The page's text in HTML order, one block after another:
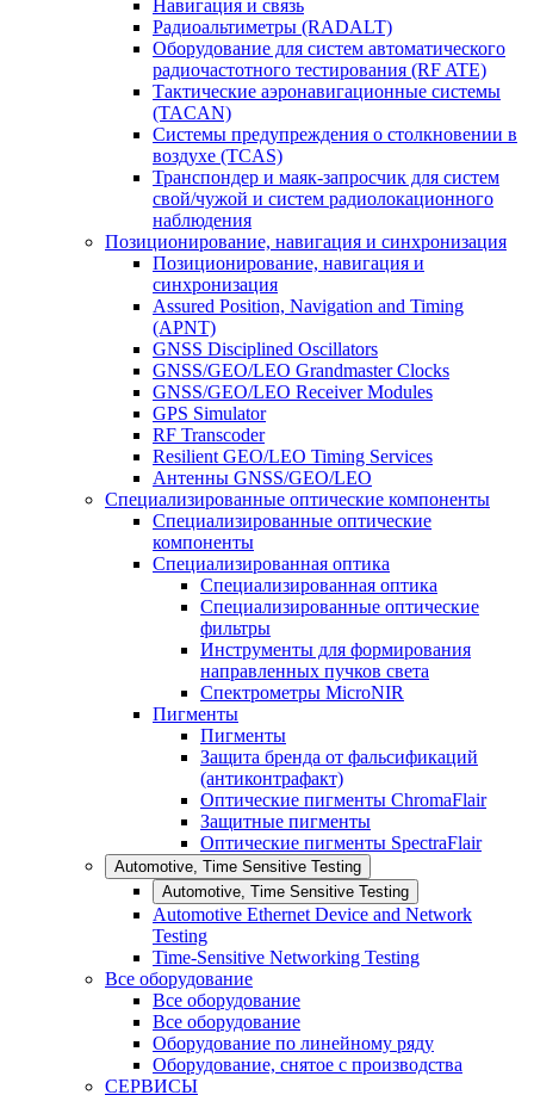
Навигация и связь
Радиоальтиметры (RADALT)
Оборудование для систем автоматического
радиочастотного тестирования (RF ATE)
Тактические аэронавигационные системы
(TACAN)
Системы предупреждения о столкновении в
воздухе (TCAS)
Транспондер и маяк-запросчик для систем
свой/чужой и систем радиолокационного
наблюдения
Позиционирование, навигация и синхронизация
Позиционирование, навигация и
синхронизация
Assured Position, Navigation and Timing
(APNT)
GNSS Disciplined Oscillators
GNSS/GEO/LEO Grandmaster Clocks
GNSS/GEO/LEO Receiver Modules
GPS Simulator
RF Transcoder
Resilient GEO/LEO Timing Services
Антенны GNSS/GEO/LEO
Специализированные оптические компоненты
Специализированные оптические
компоненты
Специализированная оптика
Специализированная оптика
Специализированные оптические
фильтры
Инструменты для формирования
направленных пучков света
Спектрометры MicroNIR
Пигменты
Пигменты
Защита бренда от фальсификаций
(антиконтрафакт)
Оптические пигменты ChromaFlair
Защитные пигменты
Оптические пигменты SpectraFlair
Automotive, Time Sensitive Testing
Automotive, Time Sensitive Testing
Automotive Ethernet Device and Network
Testing
Time-Sensitive Networking Testing
Все оборудование
Все оборудование
Все оборудование
Оборудование по линейному ряду
Оборудование, снятое с производства
СЕРВИСЫ